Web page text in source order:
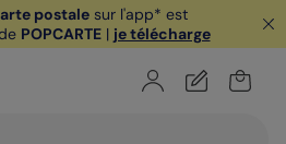
postale sur l'app* est
POPCARTE| je télécharge